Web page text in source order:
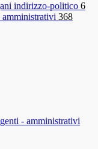
indirizzo-politico 6
368
- amministrativi